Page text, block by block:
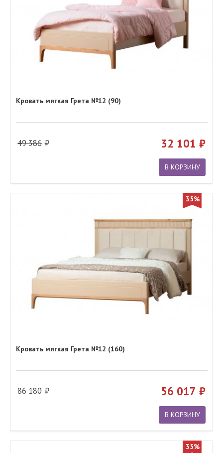
Кровать мягкая Грета №12 (90)
49 386 32 101
В КОРЗИНУ
35%
Кровать мягкая Грета №12 (160)
86 180 56 017
В КОРЗИНУ
35%